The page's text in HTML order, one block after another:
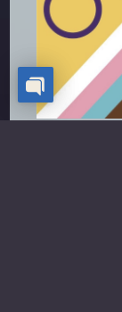
Open chaty